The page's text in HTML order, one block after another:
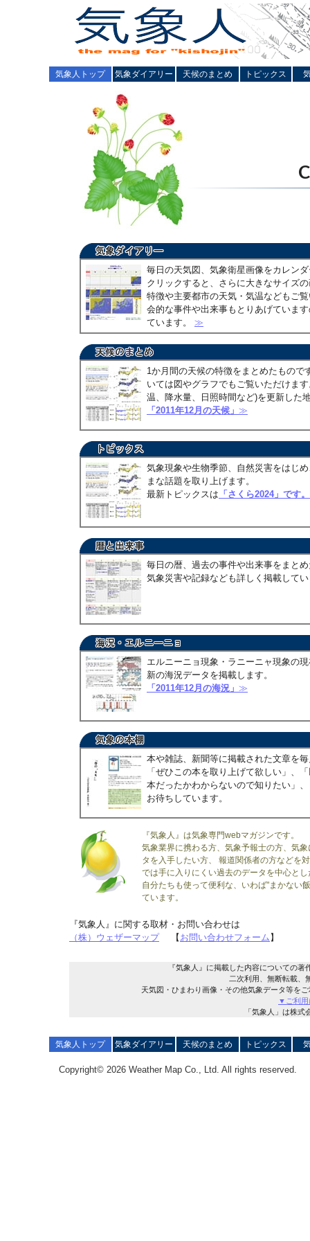
気象人トップ 気象ダイアリー 天候のまとめ トピックス
毎日の天気図、気象衛星画像をカレン
クリックすると、さらに大きなサイズ
特徴や主要都市の天気・気温などもご
会的な事件や出来事もとりあげていま
ています。 ≫
1か月間の天候の特徴をまとめたもので
いては図やグラフでもご覧いただけま
温、降水量、日照時間など)を更新した
「2011年12月の天候」 ≫
気象現象や生物季節、自然災害をはじ
まな話題を取り上げます。
最新トピックスは 「さくら2024」です。
毎日の暦、過去の事件や出来事をまと
気象災害や記録なども詳しく掲載して
エルニーニョ現象・ラニーニャ現象の
新の海況データを掲載します。
「2011年12月の海況」 ≫
本や雑誌、新聞等に掲載された文章を
「ぜひこの本を取り上げて欲しい」、
本だったかわからないので知りたい」
お待ちしています。
『気象人』は気象専門webマガジンです。
気象業界に携わる方、気象予報士の方、気
タを入手したい方、 報道関係者の方などを
では手に入りにくい過去のデータを中心と
自分たちも使って便利な、いわば"まかない
ています。
『気象人』に関する取材・お問い合わせは
（株）ウェザーマップ【 お問い合わせフォーム 】
『気象人』に掲載した内容についての
二次利用、無断転載、
天気図・ひまわり画像・その他気象データ等を
▼ご利用
「気象人」は株
気象人トップ 気象ダイアリー 天候のまとめ トピックス
Copyright© 2026 Weather Map Co., Ltd. All rights reserved.